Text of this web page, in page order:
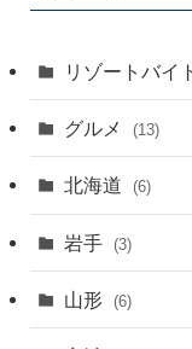
リゾートバイ
グルメ (13)
北海道 (6)
岩手 (3)
山形 (6)